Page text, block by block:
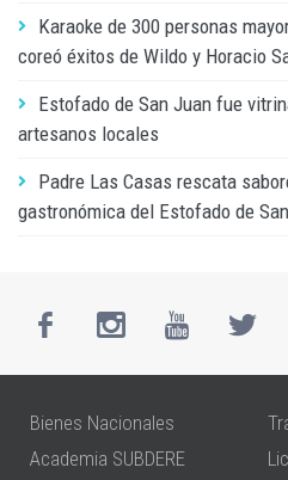
Karaoke de 300 personas
coreó éxitos de Wildo y Horacio
Estofado de San Juan fue
artesanos locales
Padre Las Casas rescata
gastronómica del Estofado de
Bienes Nacionales
Academia SUBDERE